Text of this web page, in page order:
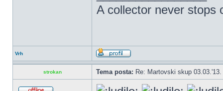
A collector never stops
Vrh
strokan Tema posta: Re: Martovski skup 03.03.'13.